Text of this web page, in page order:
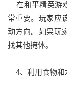
在和平精英游
常重要。玩家应
动方向。如果玩
找其他掩体。
4、利用食物和